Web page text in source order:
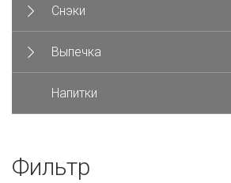
Снэки
Выпечка
Напитки
Фильтр